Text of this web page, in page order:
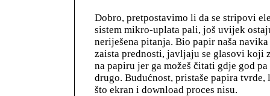
Dobro, pretpostavimo li da se stripovi
sistem mikro-uplata pali, još uvijek
neriješena pitanja. Bio papir naša
zaista prednosti, javljaju se glasovi koji
na papiru jer ga možeš čitati gdje god
drugo. Budućnost, pristaše papira
što ekran i download proces nisu.